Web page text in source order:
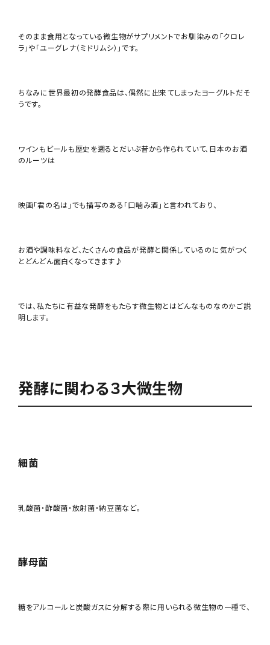
そのまま食用となっている微生物がサプリメントでお馴染みの「クロレ
ラ」や「ユーグレナ（ミドリムシ）」です。
ちなみに世界最初の発酵食品は、偶然に出来てしまったヨーグルトだそ
うです。
ワインもビールも歴史を遡るとだいぶ昔から作られていて、日本のお酒
のルーツは
映画「君の名は」でも描写のある「口噛み酒」と言われており、
お酒や調味料など、たくさんの食品が発酵と関係しているのに気がつく
とどんどん面白くなってきます♪
では、私たちに有益な発酵をもたらす微生物とはどんなものなのかご説
明します。
発酵に関わる３大微生物
細菌
乳酸菌・酢酸菌・放射菌・納豆菌など。
酵母菌
糖をアルコールと炭酸ガスに分解する際に用いられる微生物の一種で、